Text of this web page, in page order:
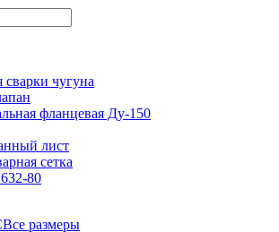
сварки чугуна
фланцевая Ду-150
лист
сетка
80
Все размеры